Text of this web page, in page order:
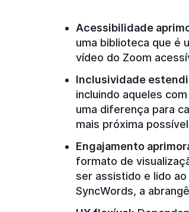
Acessibilidade
uma biblioteca que é
vídeo do Zoom
Inclusividade
incluindo aqueles
uma diferença para
mais próxima
Engajamento
formato de
ser assistido e lido
SyncWords, a